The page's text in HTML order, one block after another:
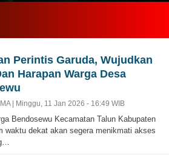
Perintis Garuda, Wujudkan
Harapan Warga Desa
| Minggu, 11 Jan 2026 - 16:49 WIB
Bendosewu Kecamatan Talun Kabupaten
waktu dekat akan segera menikmati akses